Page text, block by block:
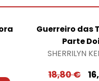
Guerreiro das
Parte
SHERRILYN
18,80€